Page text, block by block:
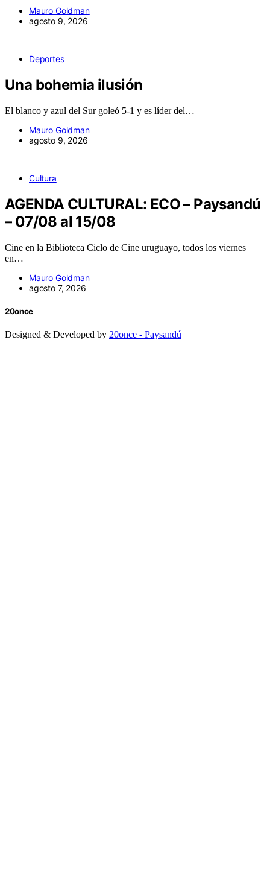
Mauro Goldman
agosto 9, 2026
Deportes
Una bohemia ilusión
El blanco y azul del Sur goleó 5-1 y es líder del…
Mauro Goldman
agosto 9, 2026
Cultura
AGENDA CULTURAL: ECO – Paysandú
– 07/08 al 15/08
Cine en la Biblioteca Ciclo de Cine uruguayo, todos los viernes
en…
Mauro Goldman
agosto 7, 2026
20once
Designed & Developed by 20once - Paysandú